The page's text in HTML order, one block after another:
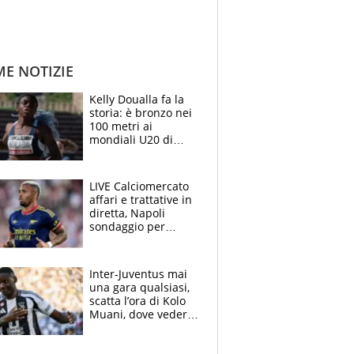
NOTIZIE
Kelly Doualla fa la
storia: è bronzo nei
100 metri ai
mondiali U20 di
con una gran finale"
LIVE Calciomercato
affari e trattative in
diretta, Napoli
sondaggio per
accende l'Atalanta
Inter-Juventus mai
una gara qualsiasi,
scatta l’ora di Kolo
Muani, dove vederla